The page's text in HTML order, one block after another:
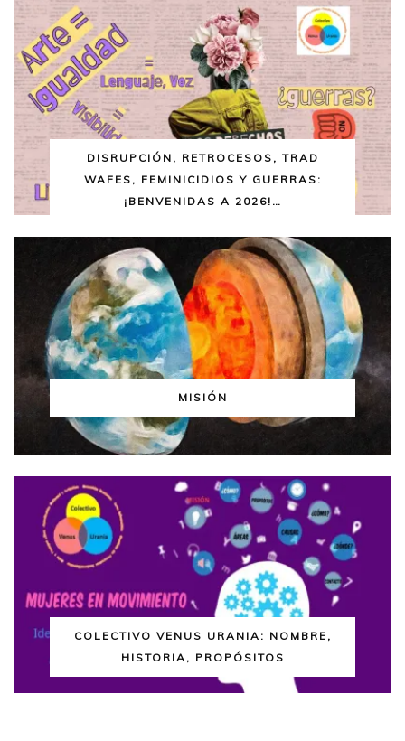
DISRUPCIÓN, RETROCESOS, TRAD
WAFES, FEMINICIDIOS Y GUERRAS:
¡BENVENIDAS A 2026!…
MISIÓN
COLECTIVO VENUS URANIA: NOMBRE,
HISTORIA, PROPÓSITOS